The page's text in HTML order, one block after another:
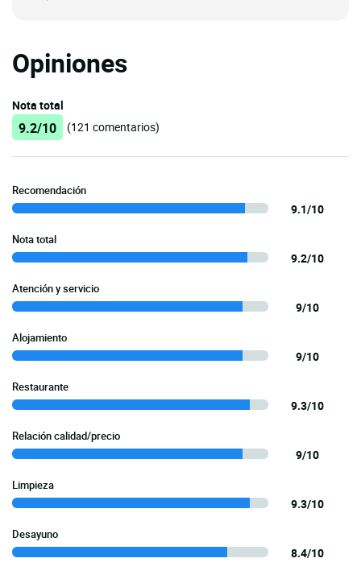
Opiniones
Nota total
9.2/10 (121 comentarios)
Recomendación
9.1/10
Nota total
9.2/10
Atención y servicio
9/10
Alojamiento
9/10
Restaurante
9.3/10
Relación calidad/precio
9/10
Limpieza
9.3/10
Desayuno
8.4/10